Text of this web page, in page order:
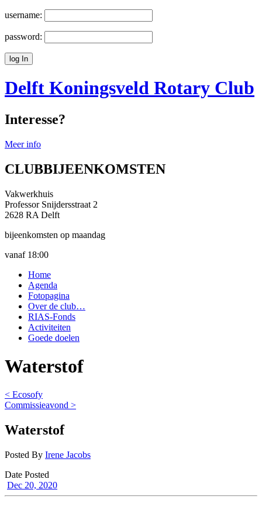
username:
password:
Delft Koningsveld Rotary Club
Interesse?
Meer info
CLUBBIJEENKOMSTEN
Vakwerkhuis
Professor Snijdersstraat 2
2628 RA Delft
bijeenkomsten op maandag
vanaf 18:00
Home
Agenda
Fotopagina
Over de club…
RIAS-Fonds
Activiteiten
Goede doelen
Waterstof
< Ecosofy
Commissieavond >
Waterstof
Posted By Irene Jacobs
Date Posted
Dec 20, 2020